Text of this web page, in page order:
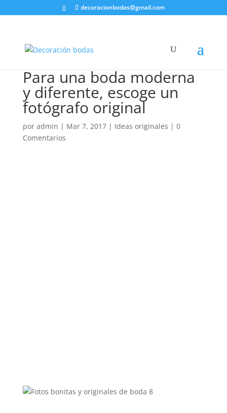
decoracionbodas@gmail.com
Para una boda moderna
y diferente, escoge un
fotógrafo original
por admin | Mar 7, 2017| Ideas originales | 0
Comentarios